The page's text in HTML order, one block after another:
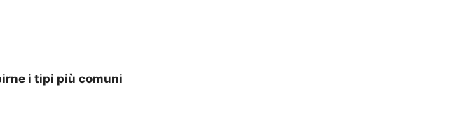
i tipi più comuni